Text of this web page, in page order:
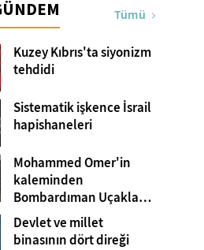
Tümü
Kuzey Kıbrıs'ta siyonizm
tehdidi
Sistematik işkence İsrail
hapishaneleri
Mohammed Omer'in
kaleminden
Bombardıman Uçakları
ve Tanklar Arasında
Gazze
Devlet ve millet
binasının dört direği